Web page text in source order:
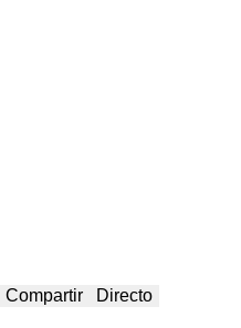
Compartir Directo